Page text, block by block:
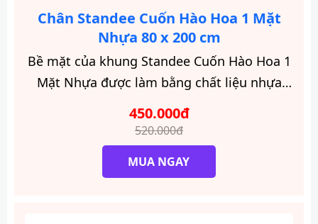
Chân Standee Cuốn Hào Hoa 1 Mặt
Nhựa 80 x 200 cm
Bề mặt của khung Standee Cuốn Hào Hoa 1
Mặt Nhựa được làm bằng chất liệu nhựa
PVC, giúp sản phẩm có độ bền cao và chống
thấm nước.
450.000đ
520.000đ
MUA NGAY